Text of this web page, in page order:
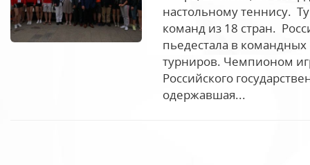
настольному теннису.
команд из 18 стран.
пьедестала в
турниров. Чемпионом
Российского
одержавшая...